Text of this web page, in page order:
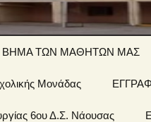
ΒΗΜΑ ΤΩΝ ΜΑΘΗΤΩΝ ΜΑΣ
Μονάδας
6ου Δ.Σ. Νάουσας